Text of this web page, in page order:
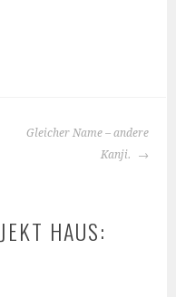
Gleicher Name – andere
Kanji.
HAUS: